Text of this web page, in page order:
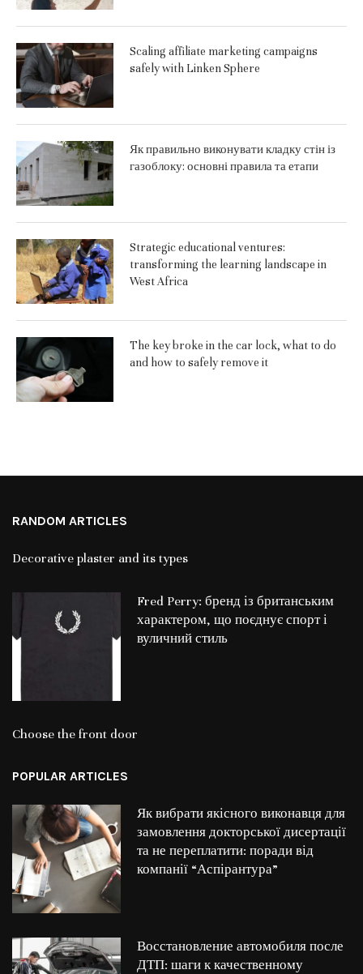
Scaling affiliate marketing campaigns
safely with Linken Sphere
Як правильно виконувати кладку стін із
газоблоку: основні правила та етапи
Strategic educational ventures:
transforming the learning landscape in
West Africa
The key broke in the car lock, what to do
and how to safely remove it
RANDOM ARTICLES
Decorative plaster and its types
Fred Perry: бренд із британським
характером, що поєднує спорт і
вуличний стиль
Choose the front door
POPULAR ARTICLES
Як вибрати якісного виконавця для
замовлення докторської дисертації
та не переплатити: поради від
компанії “Аспірантура”
Восстановление автомобиля после
ДТП: шаги к качественному